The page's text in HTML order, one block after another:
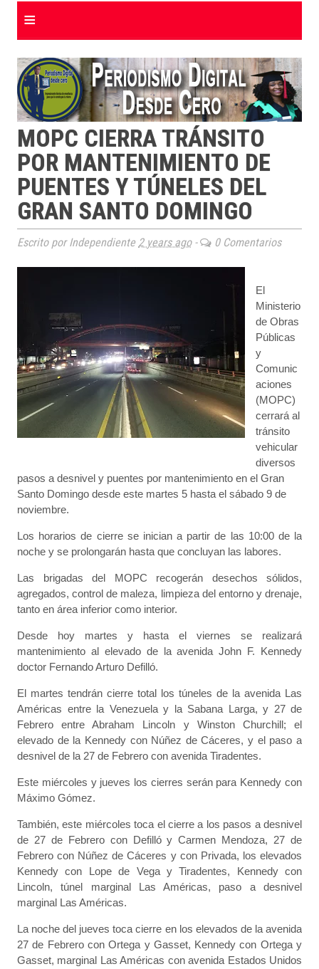
≡
MOPC CIERRA TRÁNSITO
POR MANTENIMIENTO DE
PUENTES Y TÚNELES DEL
GRAN SANTO DOMINGO
Escrito por Independiente 2 years ago- 0 Comentarios
El
Ministerio
de Obras
Públicas
y
Comunic
aciones
(MOPC)
cerrará al
tránsito
vehicular
diversos
pasos a desnivel y puentes por mantenimiento en el Gran
Santo Domingo desde este martes 5 hasta el sábado 9 de
noviembre.
Los horarios de cierre se inician a partir de las 10:00 de la
noche y se prolongarán hasta que concluyan las labores.
Las brigadas del MOPC recogerán desechos sólidos,
agregados, control de maleza, limpieza del entorno y drenaje,
tanto en área inferior como interior.
Desde hoy martes y hasta el viernes se realizará
mantenimiento al elevado de la avenida John F. Kennedy
doctor Fernando Arturo Defilló.
El martes tendrán cierre total los túneles de la avenida Las
Américas entre la Venezuela y la Sabana Larga, y 27 de
Febrero entre Abraham Lincoln y Winston Churchill; el
elevado de la Kennedy con Núñez de Cáceres, y el paso a
desnivel de la 27 de Febrero con avenida Tiradentes.
Este miércoles y jueves los cierres serán para Kennedy con
Máximo Gómez.
También, este miércoles toca el cierre a los pasos a desnivel
de 27 de Febrero con Defilló y Carmen Mendoza, 27 de
Febrero con Núñez de Cáceres y con Privada, los elevados
Kennedy con Lope de Vega y Tiradentes, Kennedy con
Lincoln, túnel marginal Las Américas, paso a desnivel
marginal Las Américas.
La noche del jueves toca cierre en los elevados de la avenida
27 de Febrero con Ortega y Gasset, Kennedy con Ortega y
Gasset, marginal Las Américas con avenida Estados Unidos